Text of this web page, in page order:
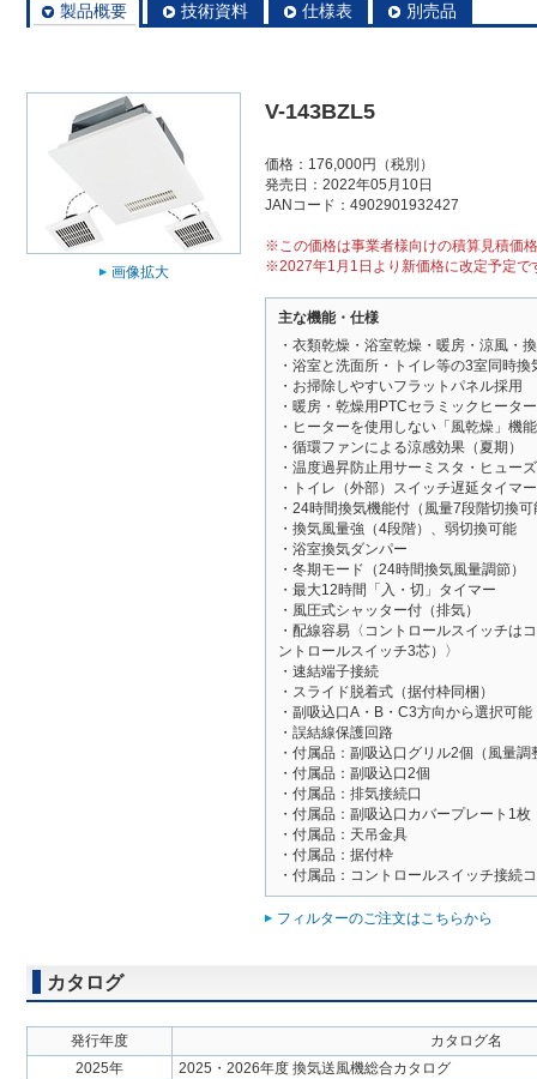
製品概要 技術資料 仕様表 別売品
画像拡大
V-143BZL5
価格：176,000円（税別）
発売日：2022年05月10日
JANコード：4902901932427
※この価格は事業者様向けの積算見積価
※2027年1月1日より新価格に改定予定で
主な機能・仕様
・衣類乾燥・浴室乾燥・暖房・涼風・
・浴室と洗面所・トイレ等の3室同時換
・お掃除しやすいフラットパネル採用
・暖房・乾燥用PTCセラミックヒータ
・ヒーターを使用しない「風乾燥」機
・循環ファンによる涼感効果（夏期）
・温度過昇防止用サーミスタ・ヒュー
・トイレ（外部）スイッチ遅延タイマ
・24時間換気機能付（風量7段階切換可
・換気風量強（4段階）、弱切換可能
・浴室換気ダンパー
・冬期モード（24時間換気風量調節）
・最大12時間「入・切」タイマー
・風圧式シャッター付（排気）
・配線容易〈コントロールスイッチは
ントロールスイッチ3芯）〉
・速結端子接続
・スライド脱着式（据付枠同梱）
・副吸込口A・B・C3方向から選択可能
・誤結線保護回路
・付属品：副吸込口グリル2個（風量調
・付属品：副吸込口2個
・付属品：排気接続口
・付属品：副吸込口カバープレート1枚
・付属品：天吊金具
・付属品：据付枠
・付属品：コントロールスイッチ接続
フィルターのご注文はこちらから
カタログ
発行年度
カタログ名
2025年
2025・2026年度 換気送風機総合カタログ